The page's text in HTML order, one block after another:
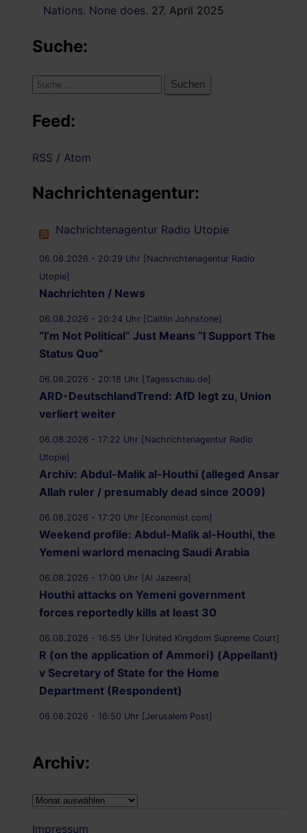
Nations. None does. 27. April 2025
Suche:
Suche
Feed:
RSS / Atom
Nachrichtenagentur:
Nachrichtenagentur Radio Utopie
06.08.2026 - 20:29 Uhr [Nachrichtenagentur Radio
Utopie]
Nachrichten / News
06.08.2026 - 20:24 Uhr [Caitlin Johnstone]
“I’m Not Political” Just Means “I Support The
Status Quo”
06.08.2026 - 20:18 Uhr [Tagesschau.de]
ARD-DeutschlandTrend: AfD legt zu, Union
verliert weiter
06.08.2026 - 17:22 Uhr [Nachrichtenagentur Radio
Utopie]
Archiv: Abdul-Malik al-Houthi (alleged Ansar
Allah ruler / presumably dead since 2009)
06.08.2026 - 17:20 Uhr [Economist.com]
Weekend profile: Abdul-Malik al-Houthi, the
Yemeni warlord menacing Saudi Arabia
06.08.2026 - 17:00 Uhr [Al Jazeera]
Houthi attacks on Yemeni government
forces reportedly kills at least 30
06.08.2026 - 16:55 Uhr [United Kingdom Supreme Court]
R (on the application of Ammori) (Appellant)
v Secretary of State for the Home
Department (Respondent)
06.08.2026 - 16:50 Uhr [Jerusalem Post]
14 peaceful protesters arrested at Palestine
Action demonstration outside Bristol Prison
Archiv:
Archiv:
Impressum